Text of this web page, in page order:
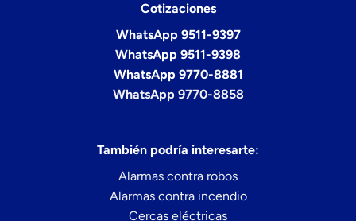
Cotizaciones
WhatsApp 9511-9397
WhatsApp 9511-9398
WhatsApp 9770-8881
WhatsApp 9770-8858
También podría interesarte:
Alarmas contra robos
Alarmas contra incendio
Cercas eléctricas